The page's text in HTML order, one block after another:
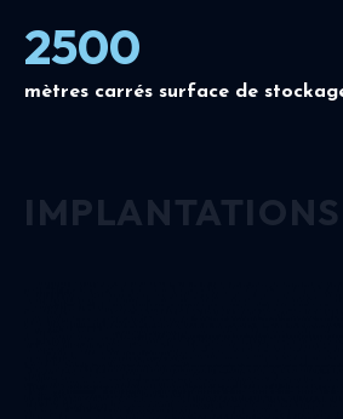
2500
mètres carrés surface de
IMPLANTATIONS